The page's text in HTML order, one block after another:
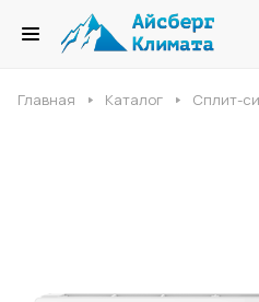
Главная Каталог Сплит-